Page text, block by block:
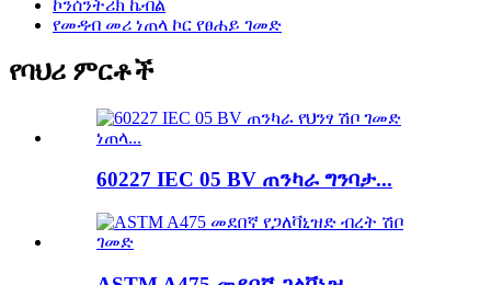
ኮንሰንትሪክ ኬብል
የመዳብ መሪ ነጠላ ኮር የፀሐይ ገመድ
የባህሪ ምርቶች
60227 IEC 05 BV ጠንካራ ግንባታ...